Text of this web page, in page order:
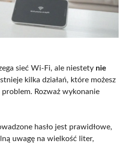
sieć Wi-Fi, ale niestety nie
kilka działań, które możesz
Rozważ wykonanie
hasło jest prawidłowe,
uwagę na wielkość liter,